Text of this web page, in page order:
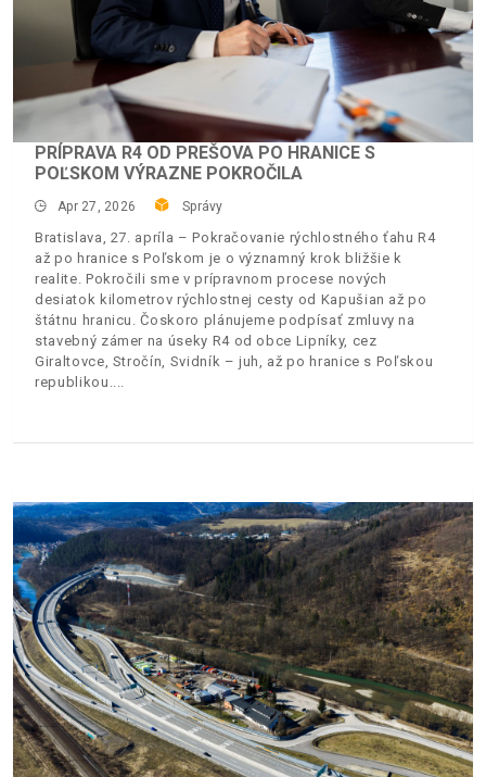
PRÍPRAVA R4 OD PREŠOVA PO HRANICE S
POĽSKOM VÝRAZNE POKROČILA
Apr 27, 2026 Správy
Bratislava, 27. apríla – Pokračovanie rýchlostného ťahu R4
až po hranice s Poľskom je o významný krok bližšie k
realite. Pokročili sme v prípravnom procese nových
desiatok kilometrov rýchlostnej cesty od Kapušian až po
štátnu hranicu. Čoskoro plánujeme podpísať zmluvy na
stavebný zámer na úseky R4 od obce Lipníky, cez
Giraltovce, Stročín, Svidník – juh, až po hranice s Poľskou
republikou.